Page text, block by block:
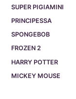
SUPER PIGIAMINI
PRINCIPESSA
SPONGEBOB
FROZEN 2
HARRY POTTER
MICKEY MOUSE